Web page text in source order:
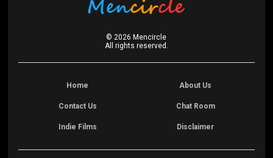
©2026 Mencircle
All rights reserved.
Home About Us
Contact Us Chat Room
Indie Films Disclaimer